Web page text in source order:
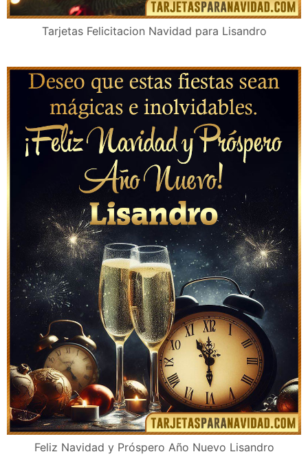
Tarjetas Felicitacion Navidad para Lisandro
Feliz Navidad y Próspero Año Nuevo Lisandro